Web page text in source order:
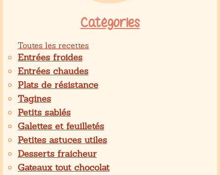
Catégories
Toutes les recettes
Entrées froides
Entrées chaudes
Plats de résistance
Tagines
Petits sablés
Galettes et feuilletés
Petites astuces utiles
Desserts fraicheur
Gateaux tout chocolat